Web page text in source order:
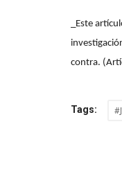
_Este
contra.
Tags: